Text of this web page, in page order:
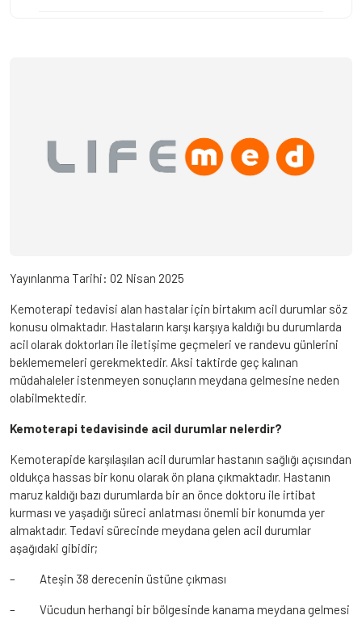
Yayınlanma Tarihi: 02 Nisan 2025
Kemoterapi tedavisi alan hastalar için birtakım acil durumlar söz
konusu olmaktadır. Hastaların karşı karşıya kaldığı bu durumlarda
acil olarak doktorları ile iletişime geçmeleri ve randevu günlerini
beklememeleri gerekmektedir. Aksi taktirde geç kalınan
müdahaleler istenmeyen sonuçların meydana gelmesine neden
olabilmektedir.
Kemoterapi tedavisinde acil durumlar nelerdir?
Kemoterapide karşılaşılan acil durumlar hastanın sağlığı açısından
oldukça hassas bir konu olarak ön plana çıkmaktadır. Hastanın
maruz kaldığı bazı durumlarda bir an önce doktoru ile irtibat
kurması ve yaşadığı süreci anlatması önemli bir konumda yer
almaktadır. Tedavi sürecinde meydana gelen acil durumlar
aşağıdaki gibidir;
– Ateşin 38 derecenin üstüne çıkması
– Vücudun herhangi bir bölgesinde kanama meydana gelmesi